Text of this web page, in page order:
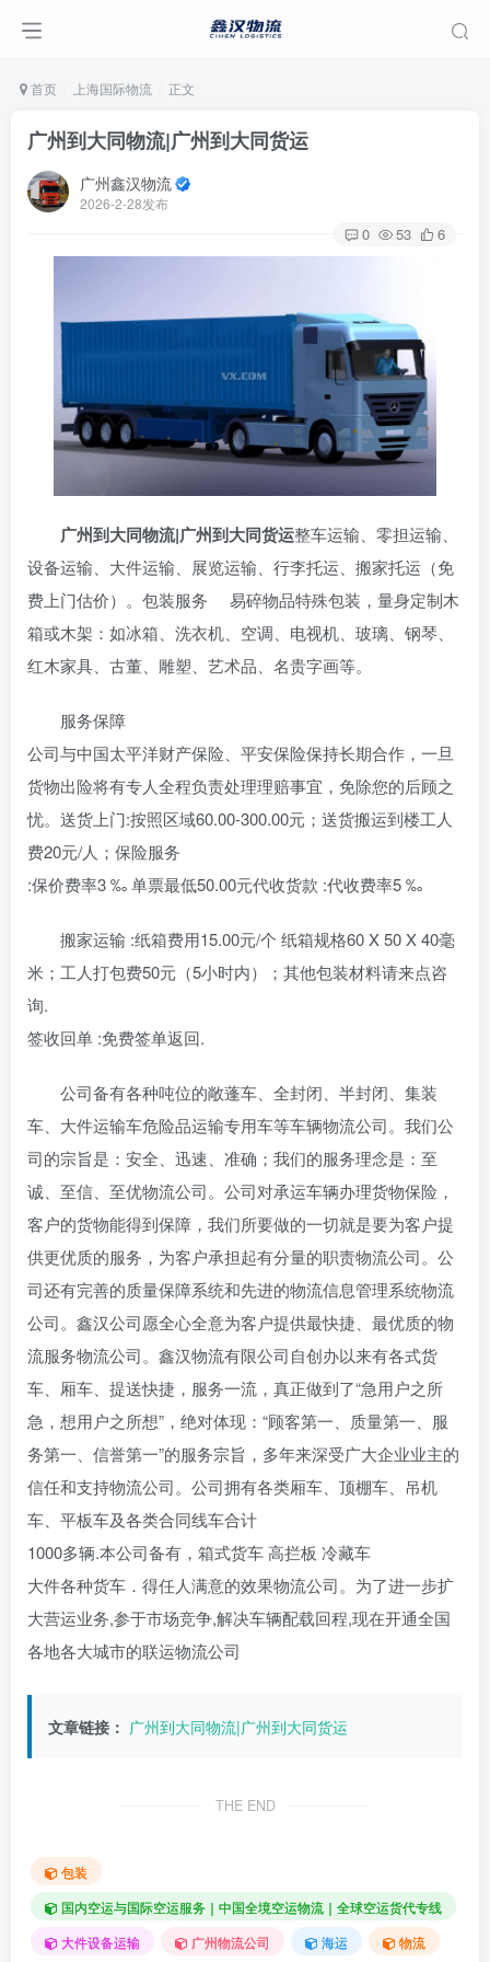
首页 上海国际物流 正文
广州到大同物流|广州到大同货运
广州鑫汉物流
2026-2-28发布
0 53 6
广州到大同物流|广州到大同货运整车运输、零担运输、
设备运输、大件运输、展览运输、行李托运、搬家托运（免
费上门估价）。包装服务 易碎物品特殊包装，量身定制木
箱或木架：如冰箱、洗衣机、空调、电视机、玻璃、钢琴、
红木家具、古董、雕塑、艺术品、名贵字画等。
服务保障
公司与中国太平洋财产保险、平安保险保持长期合作，一旦
货物出险将有专人全程负责处理理赔事宜，免除您的后顾之
忧。送货上门:按照区域60.00-300.00元；送货搬运到楼工人
费20元/人；保险服务
:保价费率3 ‰ 单票最低50.00元代收货款 :代收费率5 ‰
搬家运输 :纸箱费用15.00元/个 纸箱规格60 X 50 X 40毫
米；工人打包费50元（5小时内）；其他包装材料请来点咨
询.
签收回单 :免费签单返回.
公司备有各种吨位的敞蓬车、全封闭、半封闭、集装
车、大件运输车危险品运输专用车等车辆物流公司。我们公
司的宗旨是：安全、迅速、准确；我们的服务理念是：至
诚、至信、至优物流公司。公司对承运车辆办理货物保险，
客户的货物能得到保障，我们所要做的一切就是要为客户提
供更优质的服务，为客户承担起有分量的职责物流公司。公
司还有完善的质量保障系统和先进的物流信息管理系统物流
公司。鑫汉公司愿全心全意为客户提供最快捷、最优质的物
流服务物流公司。鑫汉物流有限公司自创办以来有各式货
车、厢车、提送快捷，服务一流，真正做到了“急用户之所
急，想用户之所想”，绝对体现：“顾客第一、质量第一、服
务第一、信誉第一”的服务宗旨，多年来深受广大企业业主的
信任和支持物流公司。公司拥有各类厢车、顶棚车、吊机
车、平板车及各类合同线车合计
1000多辆.本公司备有，箱式货车 高拦板 冷藏车
大件各种货车．得任人满意的效果物流公司。为了进一步扩
大营运业务,参于市场竞争,解决车辆配载回程,现在开通全国
各地各大城市的联运物流公司
文章链接： 广州到大同物流|广州到大同货运
THE END
包装
国内空运与国际空运服务｜中国全境空运物流｜全球空运货代专线
大件设备运输
广州物流公司 海运 物流